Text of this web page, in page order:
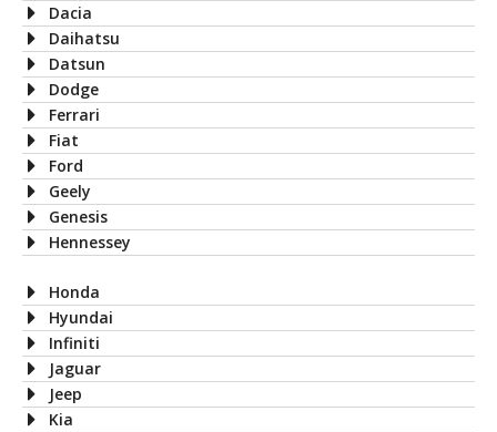
Dacia
Daihatsu
Datsun
Dodge
Ferrari
Fiat
Ford
Geely
Genesis
Hennessey
Honda
Hyundai
Infiniti
Jaguar
Jeep
Kia